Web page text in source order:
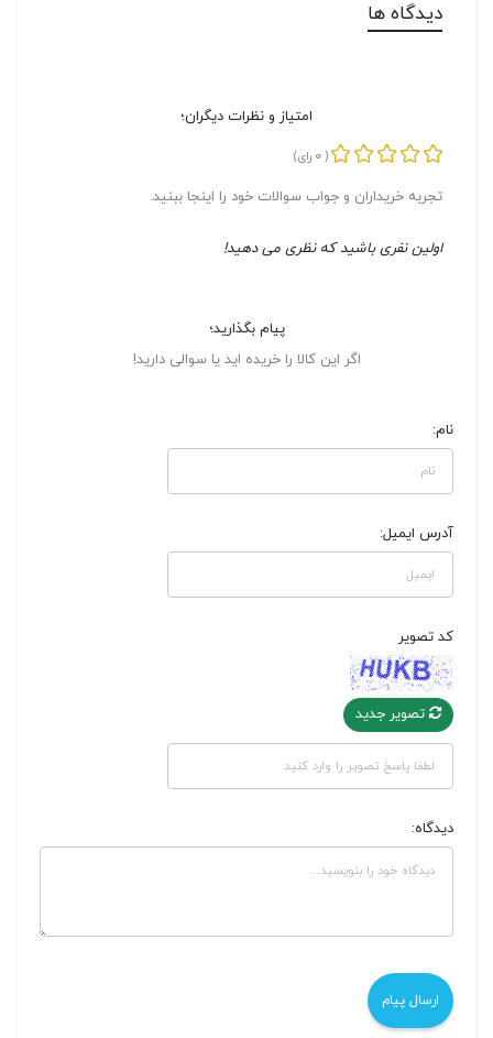
دیدگاه ها
امتیاز و نظرات دیگران؛
(
0 رای)
تجربه خریداران و جواب سوالات خود را اینجا ببنید.
اولین نفری باشید که نظری می دهید!
پیام بگذارید؛
اگر این کالا را خریده اید یا سوالی دارید!
نام:
آدرس ایمیل:
کد تصویر
تصویر جدید
دیدگاه: